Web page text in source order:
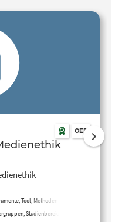
OER
Tool, Methoden
Studienbereiche und